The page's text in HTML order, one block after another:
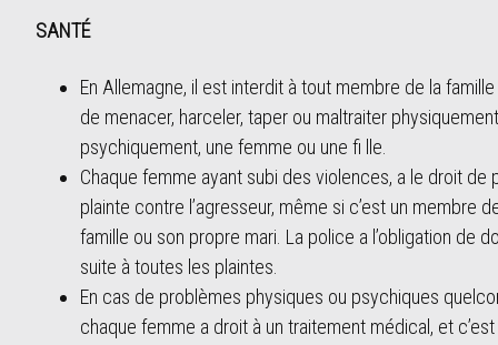
SANTÉ
En Allemagne, il est interdit à tout membre de la
de menacer, harceler, taper ou maltraiter
psychiquement, une femme ou une fi lle.
Chaque femme ayant subi des violences, a le droit de
plainte contre l’agresseur, même si c’est un membre
famille ou son propre mari. La police a l’obligation de
suite à toutes les plaintes.
En cas de problèmes physiques ou psychiques
chaque femme a droit à un traitement médical, et